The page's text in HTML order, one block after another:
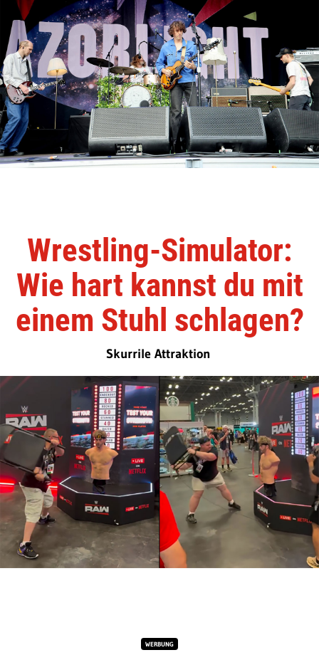
Wrestling-Simulator:
Wie hart kannst du mit
einem Stuhl schlagen?
Skurrile Attraktion
WERBUNG